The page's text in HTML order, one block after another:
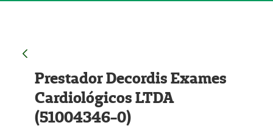
Prestador Decordis Exames
Cardiológicos LTDA
(51004346-0)